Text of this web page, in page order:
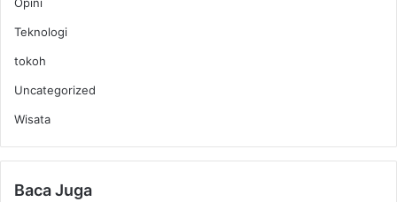
Teknologi
tokoh
Uncategorized
Wisata
Baca Juga